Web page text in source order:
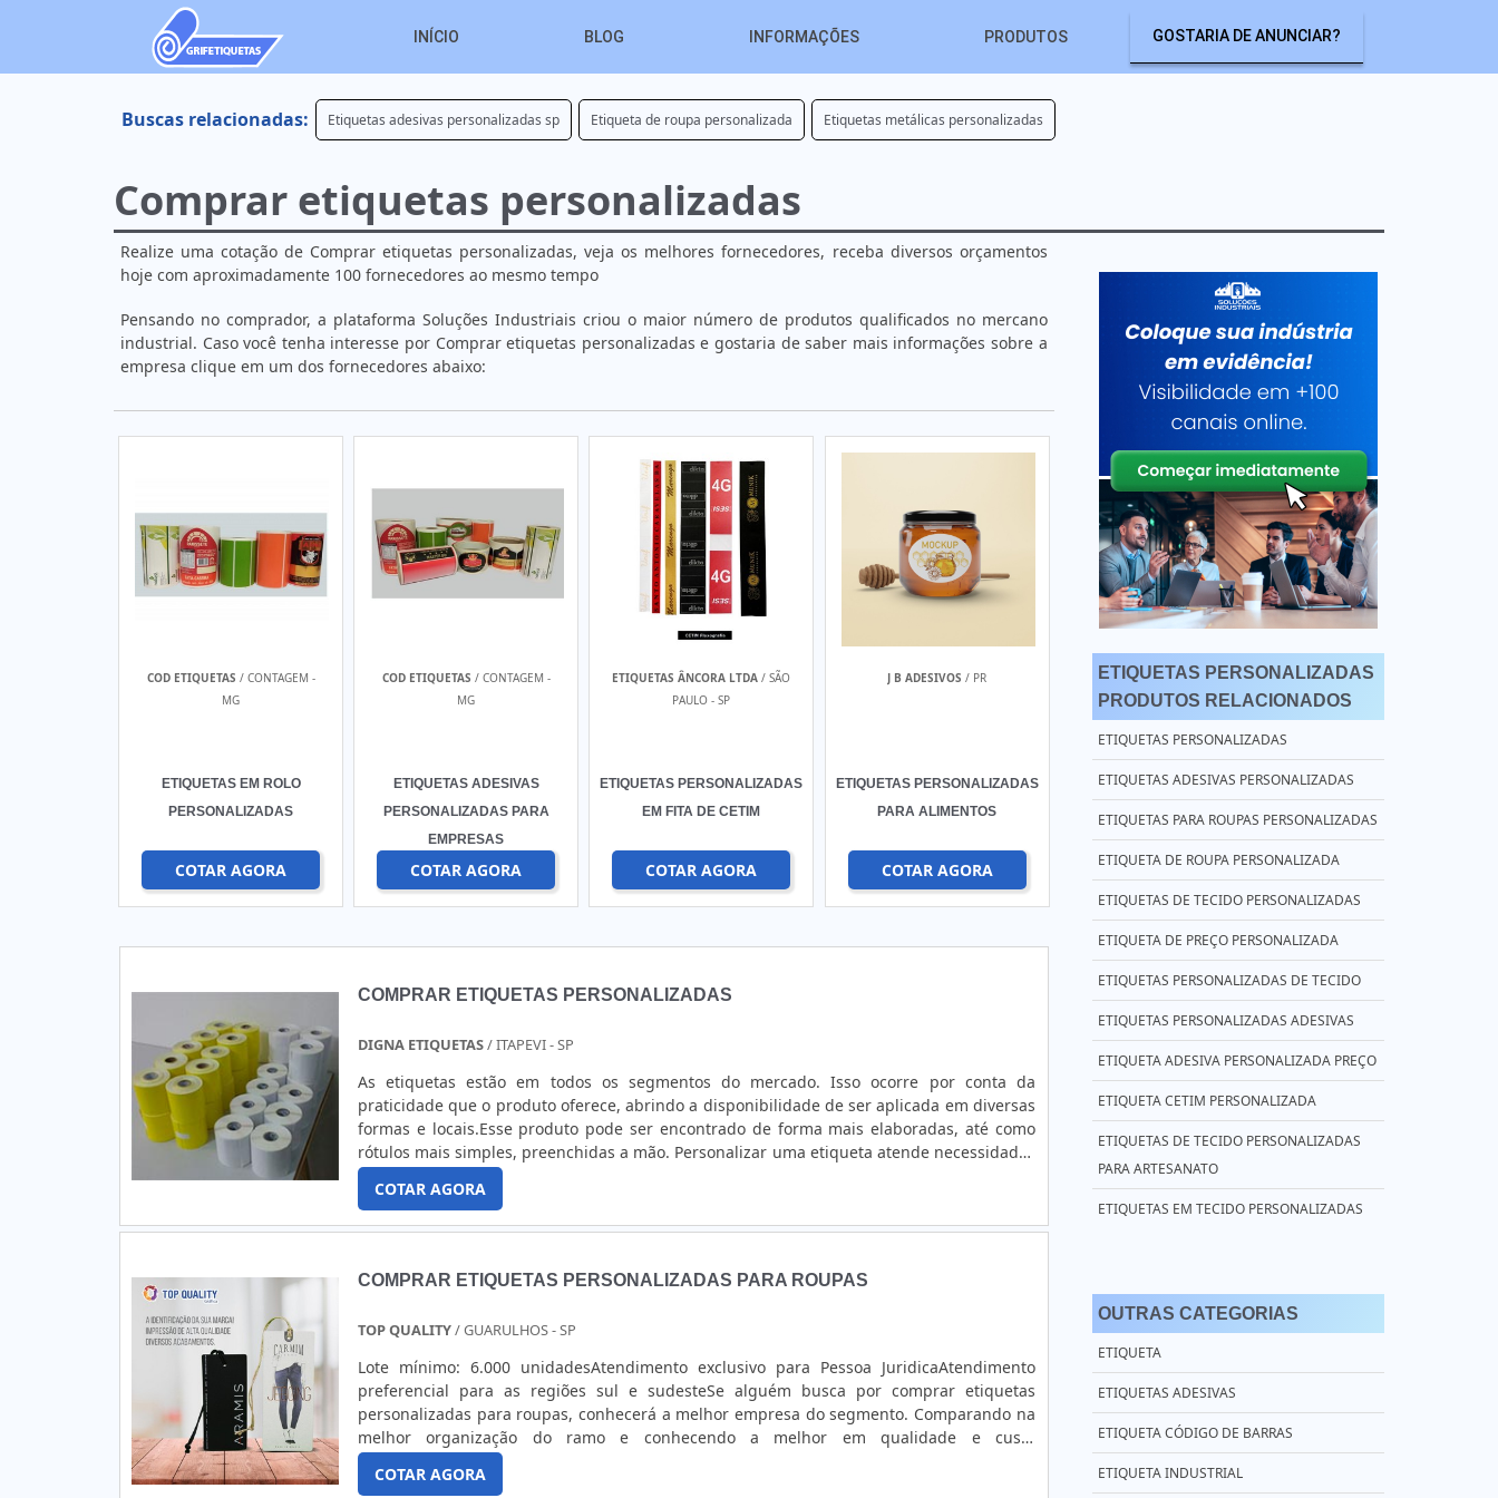
INÍCIO BLOG INFORMAÇÕES PRODUTOS GOSTARIA DE ANUNCIAR?
Buscas relacionadas: Etiquetas adesivas personalizadas sp Etiqueta de roupa personalizada Etiquetas metálicas personalizadas
Comprar etiquetas personalizadas
Realize uma cotação de Comprar etiquetas personalizadas, veja os melhores fornecedores, receba diversos orçamentos
hoje com aproximadamente 100 fornecedores ao mesmo tempo
Pensando no comprador, a plataforma Soluções Industriais criou o maior número de produtos qualificados no mercano
industrial. Caso você tenha interesse por Comprar etiquetas personalizadas e gostaria de saber mais informações sobre a
empresa clique em um dos fornecedores abaixo:
COD ETIQUETAS / CONTAGEM -
MG
ETIQUETAS EM ROLO
PERSONALIZADAS
COTAR AGORA
COD ETIQUETAS / CONTAGEM -
MG
ETIQUETAS ADESIVAS
PERSONALIZADAS PARA
EMPRESAS
COTAR AGORA
ETIQUETAS ÂNCORA LTDA / SÃO
PAULO - SP
ETIQUETAS PERSONALIZADAS
EM FITA DE CETIM
COTAR AGORA
J B ADESIVOS / PR
ETIQUETAS PERSONALIZADAS
PARA ALIMENTOS
COTAR AGORA
COMPRAR ETIQUETAS PERSONALIZADAS
DIGNA ETIQUETAS/ ITAPEVI - SP
As etiquetas estão em todos os segmentos do mercado. Isso ocorre por conta da
praticidade que o produto oferece, abrindo a disponibilidade de ser aplicada em diversas
formas e locais.Esse produto pode ser encontrado de forma mais elaboradas, até como
rótulos mais simples, preenchidas a mão. Personalizar uma etiqueta atende necessidades
de vários locais, como mercados, estoques, hospitais, lojas de calçados, entre
outros.Diversas opções para adquirirQuem deseja comprar etiquetas personalizadas
encontra diversas opções e disponibilidades. As etiquetas podem ser compradas com
couché. Além disso, os produtos podem conter identificações próprias, como logomarcas
e códigos de barras.Onde comprar etiquetas personalizadasA empresa Digna Etiquetas
personalizá-las com cores, tamanhos, materiais e layout únicos.A empresa atende todas
as especificações técnicas, deixando as etiquetas aptas para aplicações e segmentos
diversos, trazemos soluções inovadoras.Outros produtos Etiquetas coloridas; Etiquetas
duplo uso; Etiquetas de segurança; Etiquetas void; Etiquetas Tags; Etiquetas Tags
coloridas; Etiquetas com códigos de barras; Entre muitos outros modelos.Solicite agora
mesmo uma cotação!
COTAR AGORA
COMPRAR ETIQUETAS PERSONALIZADAS PARA ROUPAS
TOP QUALITY/ GUARULHOS - SP
Lote mínimo: 6.000 unidadesAtendimento exclusivo para Pessoa JuridicaAtendimento
preferencial para as regiões sul e sudesteSe alguém busca por comprar etiquetas
personalizadas para roupas, conhecerá a melhor empresa do segmento. Comparando na
melhor organização do ramo e conhecendo a melhor em qualidade e custo
benefício.MAIS SOBRE COMPRAR ETIQUETAS PERSONALIZADAS PARA ROUPASQuem quer
encontrar comprar etiquetas personalizadas para roupas em uma empresa que preza
COTAR AGORA
ETIQUETAS PERSONALIZADAS
PRODUTOS RELACIONADOS
ETIQUETAS PERSONALIZADAS
ETIQUETAS ADESIVAS PERSONALIZADAS
ETIQUETAS PARA ROUPAS PERSONALIZADAS
ETIQUETA DE ROUPA PERSONALIZADA
ETIQUETAS DE TECIDO PERSONALIZADAS
ETIQUETA DE PREÇO PERSONALIZADA
ETIQUETAS PERSONALIZADAS DE TECIDO
ETIQUETAS PERSONALIZADAS ADESIVAS
ETIQUETA ADESIVA PERSONALIZADA PREÇO
ETIQUETA CETIM PERSONALIZADA
ETIQUETAS DE TECIDO PERSONALIZADAS
PARA ARTESANATO
ETIQUETAS EM TECIDO PERSONALIZADAS
ETIQUETAS ADESIVAS PERSONALIZADAS SP
ETIQUETA TAG PERSONALIZADA
ETIQUETAS DE PAPEL PERSONALIZADAS
ETIQUETAS ADESIVAS PERSONALIZADAS
PARA ALIMENTOS
OUTRAS CATEGORIAS
ETIQUETA
ETIQUETAS ADESIVAS
ETIQUETA CÓDIGO DE BARRAS
ETIQUETA INDUSTRIAL